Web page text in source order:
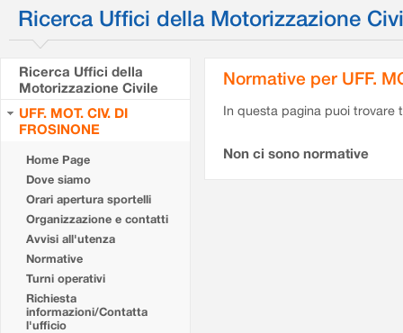
Ricerca Uffici della Motorizzazione
Ricerca Uffici della
Motorizzazione Civile
UFF. MOT. CIV. DI
FROSINONE
Home Page
Dove siamo
Orari apertura sportelli
Organizzazione e contatti
Avvisi all'utenza
Normative
Turni operativi
Richiesta
informazioni/Contatta
l'ufficio
Normative per UFF.
In questa pagina puoi
Non ci sono normative